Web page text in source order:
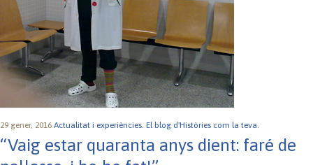
29 gener, 2016 Actualitat i experiències. El blog d'Històries com la teva.
“Vaig estar quaranta anys dient: faré de